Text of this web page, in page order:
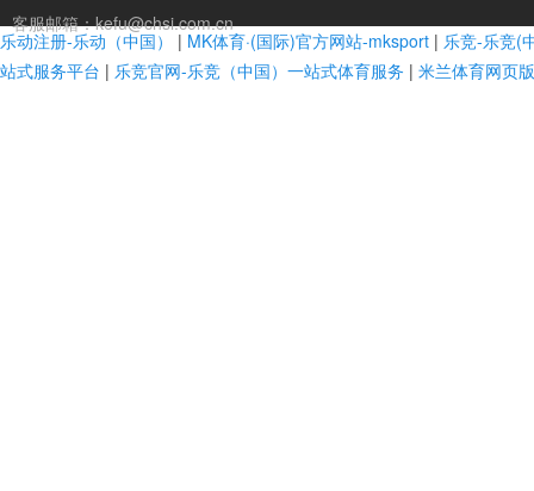
客服邮箱：kefu@chsi.com.cn
乐动注册-乐动（中国） | MK体育·(国际)官方网站-mksport | 乐竞-乐竞(
站式服务平台 | 乐竞官网-乐竞（中国）一站式体育服务 | 米兰体育网页